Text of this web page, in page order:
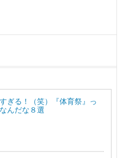
ぎる！（笑）『体育祭』っ
んだな８選